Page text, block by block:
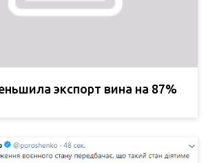
экспорт вина на 87%